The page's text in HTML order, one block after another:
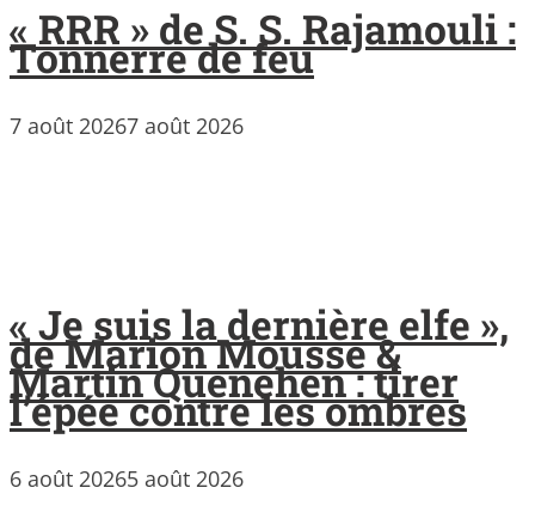
« RRR » de S. S. Rajamouli :
Tonnerre de feu
7 août 20267 août 2026
« Je suis la dernière elfe »,
de Marion Mousse &
Martin Quenehen : tirer
l’épée contre les ombres
6 août 20265 août 2026